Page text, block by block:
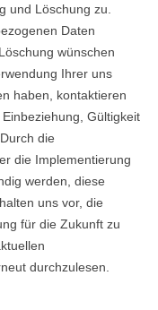
und Löschung zu.
Daten
wünschen
Ihrer uns
haben, kontaktieren
Gültigkeit
die
die Implementierung
werden, diese
uns vor, die
für die Zukunft zu
durchzulesen.